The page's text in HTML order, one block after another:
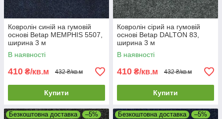
Ковролін синій на гумовій
основі Betap MEMPHIS 5507,
ширина 3 м
В наявності
410 ₴/кв.м 432 ₴/кв.м
Купити
Ковролін сірий на гумовій
основі Betap DALTON 83,
ширина 3 м
В наявності
410 ₴/кв.м 432 ₴/кв.м
Купити
Безкоштовна доставка –5% Безкоштовна доставка –5%